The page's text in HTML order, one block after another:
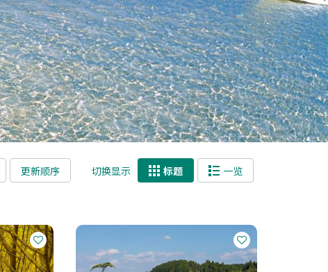
更新顺序 切换显示 标题 一览